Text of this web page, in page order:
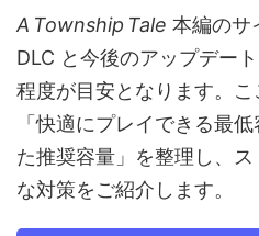
A Township Tale 本編のサ
DLC と今後のアップデー
程度が目安となります。
「快適にプレイできる最
た推奨容量」を整理し、
な対策をご紹介します。